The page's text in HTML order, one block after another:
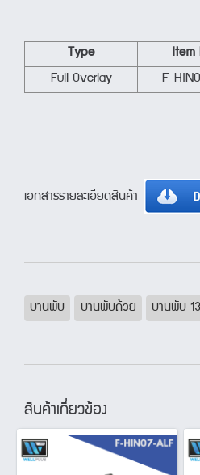
Type Item
Full Overlay F-
เอกสารรายละเอียดสินค้า
บานพับ บานพับถ้วย บานพับ
สินค้าเกี่ยวข้อง